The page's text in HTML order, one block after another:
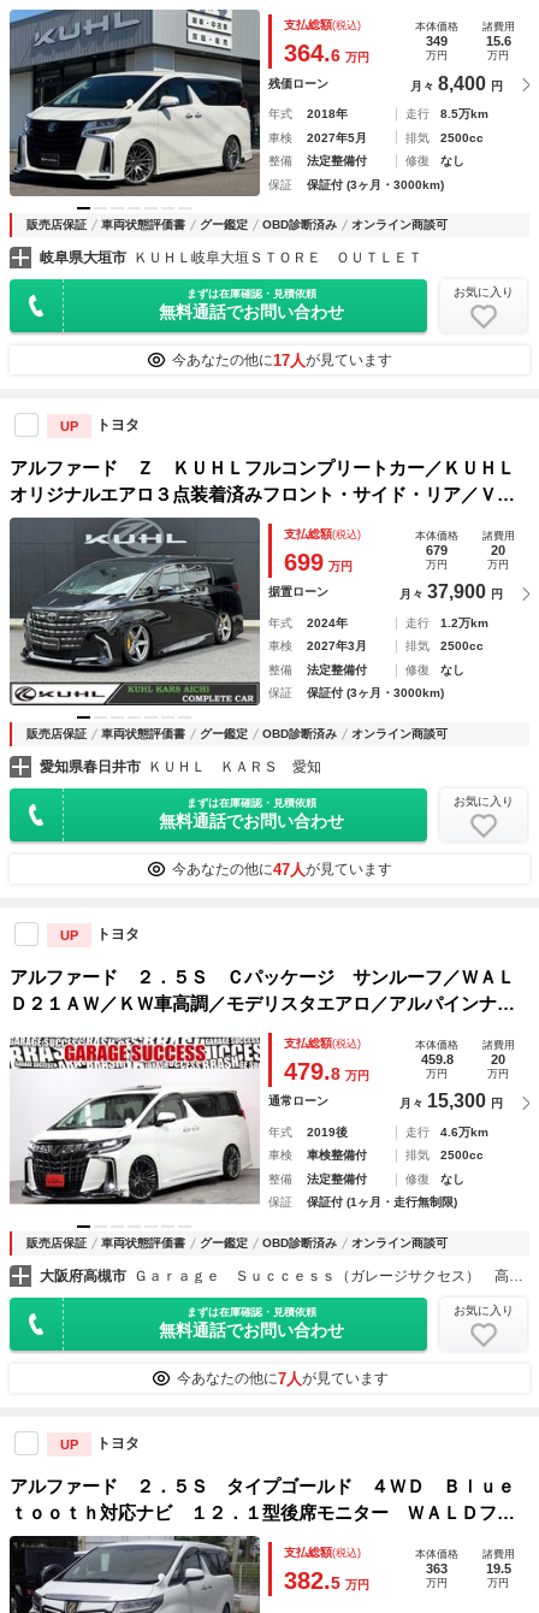
ＮＥナビ／ＶＩＰＰＥＲセキュリティー／両側パワースライド
／ビルトインＥＴＣ／ドラレコ／ＬＥＤヘッドライト禁煙車
支払総額(税込)
364.6 万円
本体価格
349
万円
諸費用
15.6
万円
残価ローン 月々 8,400 円
年式 2018年 走行
8.5万km
車検
2027年5月 排気
2500cc
整備
法定整備付 修復
なし
保証
保証付 (3ヶ月・3000km)
販売店保証 車両状態評価書 グー鑑定 OBD診断済み オンライン商談可
岐阜県大垣市 ＫＵＨＬ岐阜大垣ＳＴＯＲＥ ＯＵＴＬＥＴ
まずは在庫確認・見積依頼
無料通話でお問い合わせ
お気に入り
今あなたの他に17人が見ています
UP トヨタ
アルファード Ｚ ＫＵＨＬフルコンプリートカー／ＫＵＨＬ
オリジナルエアロ３点装着済みフロント・サイド・リア／ＶＥ
ＲＺーＶＲＣ０３ ２１インチアルミホイール＋国産タイヤ／
ＲＳＲローダウンサスペンション
支払総額(税込)
699 万円
本体価格
679
万円
諸費用
20
万円
据置ローン 月々 37,900 円
年式 2024年 走行
1.2万km
車検
2027年3月 排気
2500cc
整備
法定整備付 修復
なし
保証
保証付 (3ヶ月・3000km)
販売店保証 車両状態評価書 グー鑑定 OBD診断済み オンライン商談可
愛知県春日井市 ＫＵＨＬ ＫＡＲＳ 愛知
まずは在庫確認・見積依頼
無料通話でお問い合わせ
お気に入り
今あなたの他に47人が見ています
UP トヨタ
アルファード ２．５Ｓ Ｃパッケージ サンルーフ／ＷＡＬ
Ｄ２１ＡＷ／ＫＷ車高調／モデリスタエアロ／アルパインナビ
＆後席モニター／両側パワスラ／クルコン／シートヒーター／
電動シート／Ｂｌｕｅｔｏｏｔｈ／バックカメラ／ＥＴＣ／プ
ッシュスタート
支払総額(税込)
479.8 万円
本体価格
459.8
万円
諸費用
20
万円
通常ローン 月々 15,300 円
年式 2019後 走行
4.6万km
車検
車検整備付 排気
2500cc
整備
法定整備付 修復
なし
保証
保証付 (1ヶ月・走行無制限)
販売店保証 車両状態評価書 グー鑑定 OBD診断済み オンライン商談可
大阪府高槻市 Ｇａｒａｇｅ Ｓｕｃｃｅｓｓ（ガレージサクセス） 高槻店 アルファード・ヴェルファイア・ヴォクシー専門店
まずは在庫確認・見積依頼
無料通話でお問い合わせ
お気に入り
今あなたの他に7人が見ています
UP トヨタ
アルファード ２．５Ｓ タイプゴールド ４ＷＤ Ｂｌｕｅ
ｔｏｏｔｈ対応ナビ １２．１型後席モニター ＷＡＬＤフル
エアロ／２１インチＡＷ 夏冬タイヤ パーフェクトダンパー
車高調 三眼ヘッドライト 衝突軽減 後期型 ＯＢＤ診断済
み グー鑑定書付
支払総額(税込)
382.5 万円
本体価格
363
万円
諸費用
19.5
万円